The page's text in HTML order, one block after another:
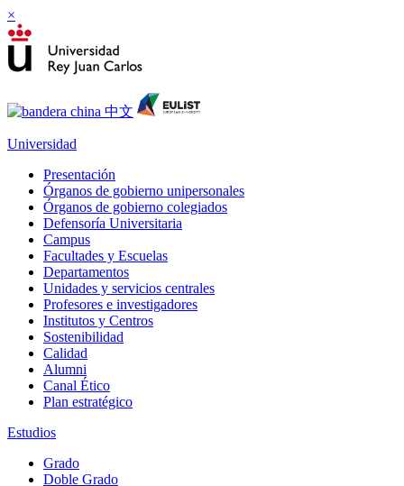
×
Universidad
Presentación
Órganos de gobierno unipersonales
Órganos de gobierno colegiados
Defensoría Universitaria
Campus
Facultades y Escuelas
Departamentos
Unidades y servicios centrales
Profesores e investigadores
Institutos y Centros
Sostenibilidad
Calidad
Alumni
Canal Ético
Plan estratégico
Estudios
Grado
Doble Grado